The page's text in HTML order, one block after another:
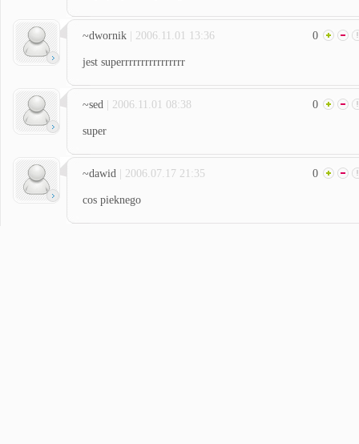
~dwornik | 2006.11.01 13:36 0
jest superrrrrrrrrrrrrrrr
~sed | 2006.11.01 08:38 0
super
~dawid | 2006.07.17 21:35 0
cos pieknego